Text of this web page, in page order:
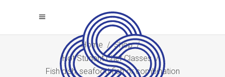
Home /Shop/
Hot Student Chef Classes/
Fish dish, seafood fish or combination